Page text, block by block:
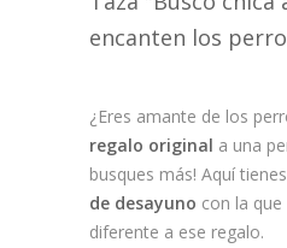
encanten los
¿Eres amante de los
regalo original a una
busques más! Aquí
de desayuno con la
diferente a ese regalo.